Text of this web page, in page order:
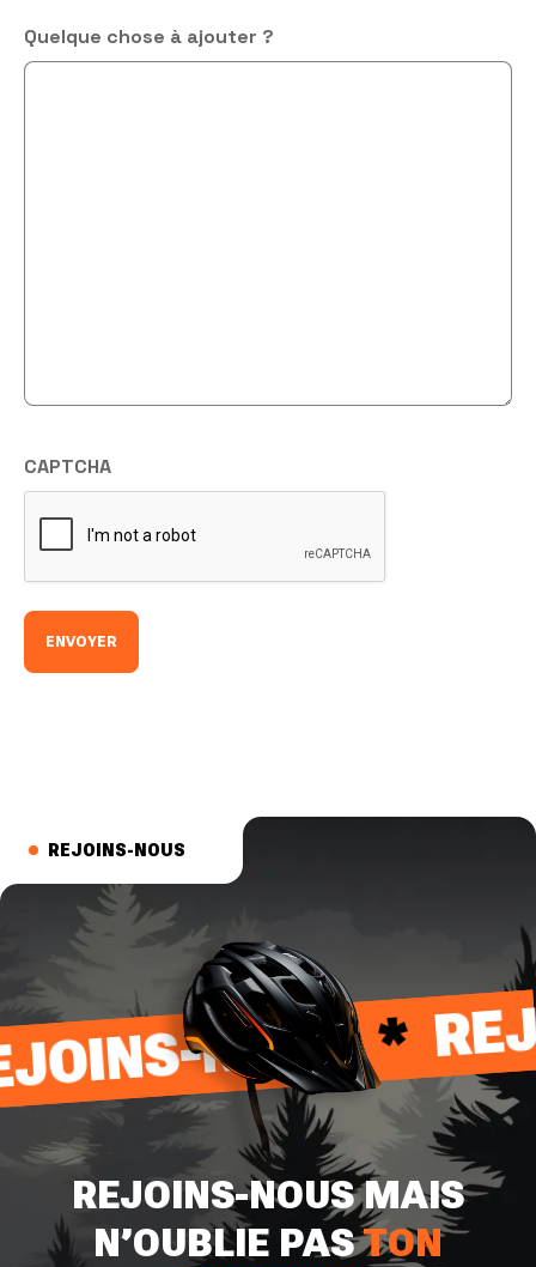
Quelque chose à ajouter ?
CAPTCHA
REJOINS-NOUS
NOUS *
REJOINS-NOUS MAIS
N’OUBLIE PASTON